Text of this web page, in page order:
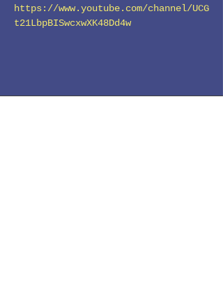
https://www.youtube.com/channel/UCG
t21LbpBISwcxwXK48Dd4w